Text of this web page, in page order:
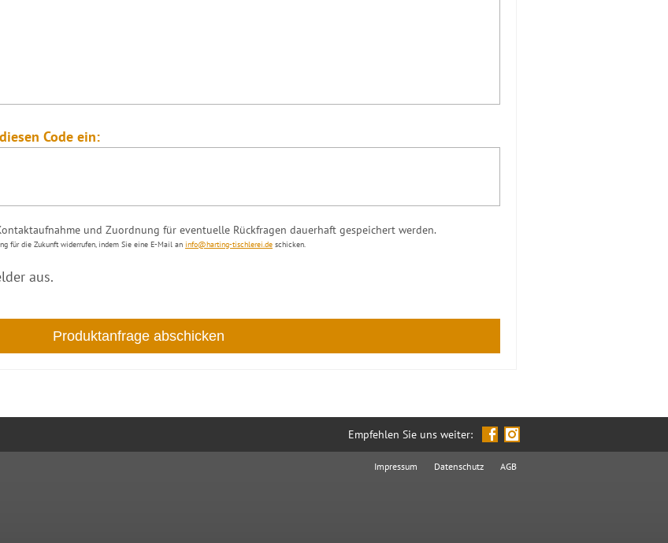
Code ein:
und Zuordnung für eventuelle Rückfragen dauerhaft gespeichert werden.
für die Zukunft widerrufen, indem Sie eine E-Mail an info@harting-tischlerei.de schicken.
aus.
Empfehlen Sie uns weiter:
Impressum Datenschutz AGB